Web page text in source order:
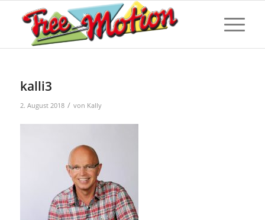
kalli3
2. August 2018 / von Kally